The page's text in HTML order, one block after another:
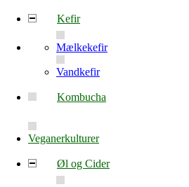
Kefir
Mælkekefir
Vandkefir
Kombucha
Veganerkulturer
Øl og Cider